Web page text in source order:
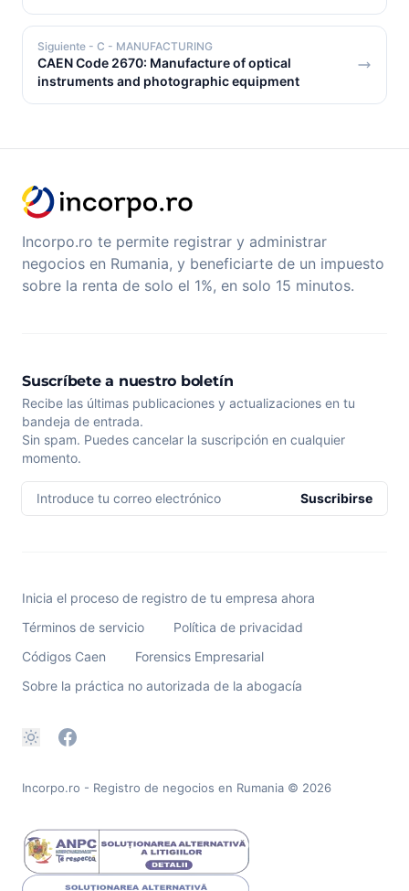
Siguiente - C - MANUFACTURING
CAEN Code 2670: Manufacture of optical
instruments and photographic equipment
Incorpo.ro te permite registrar y administrar
negocios en Rumania, y beneficiarte de un impuesto
sobre la renta de solo el 1%, en solo 15 minutos.
Suscríbete a nuestro boletín
Recibe las últimas publicaciones y actualizaciones en tu
bandeja de entrada.
Sin spam. Puedes cancelar la suscripción en cualquier
momento.
Introduce tu correo electrónico Suscribirse
Inicia el proceso de registro de tu empresa ahora
Términos de servicio
Política de privacidad
Códigos Caen
Forensics Empresarial
Sobre la práctica no autorizada de la abogacía
Incorpo.ro - Registro de negocios en Rumania © 2026